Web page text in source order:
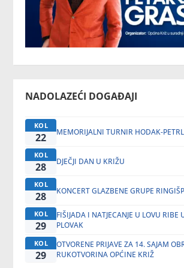
NADOLAZEĆI DOGAĐAJI
KOL
22 MEMORIJALNI TURNIR HODAK-
KOL
28 DJEČJI DAN U KRIŽU
KOL
28 KONCERT GLAZBENE GRUPE
KOL
29
FIŠIJADA I NATJECANJE U LOVU RIBE
PLOVAK
KOL
29
OTVORENE PRIJAVE ZA 14. SAJAM
RUKOTVORINA OPĆINE KRIŽ